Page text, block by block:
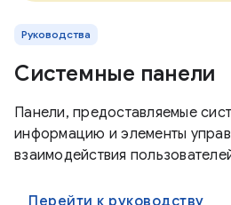
Руководства
Системные панели
Панели, предоставляемые
информацию и элементы
взаимодействия
Перейти к руководству